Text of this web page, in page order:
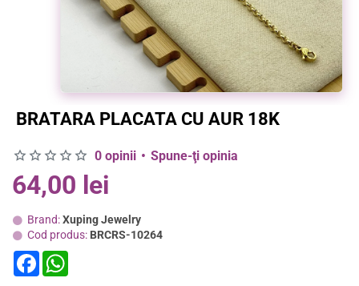
BRATARA PLACATA CU AUR 18K
Brand:Xuping Jewelry
Cod produs: BRCRS-10264
0 opinii • Spune-ţi opinia
64,00 lei
F
a